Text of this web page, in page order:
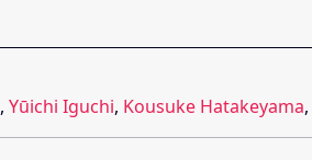
, Yūichi Iguchi, Kousuke Hatakeyama,